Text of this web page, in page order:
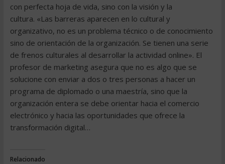
con perfecta hoja de vida, sino con la visión y la
cultura. «Las barreras aparecen en lo cultural y
organizativo, no es un problema técnico o de conocimiento
sino de orientación de la organización. Se tienen una serie
de frenos culturales al desarrollar la actividad online». El
profesor de marketing asegura que no es algo que se
solucione con enviar a dos o tres personas a hacer un
programa de diplomado o una maestría, sino que la
organización entera se debe orientar hacia el comercio
electrónico y hacia las oportunidades que ofrece la
transformación digital…
Relacionado